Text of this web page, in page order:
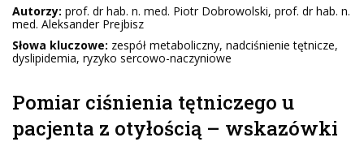
Autorzy: prof. dr hab. n. med. Piotr Dobrowolski, prof. dr hab. n.
med. Aleksander Prejbisz
Słowa kluczowe: zespół metaboliczny, nadciśnienie tętnicze,
dyslipidemia, ryzyko sercowo-naczyniowe
Pomiar ciśnienia tętniczego u
pacjenta z otyłością – wskazówki